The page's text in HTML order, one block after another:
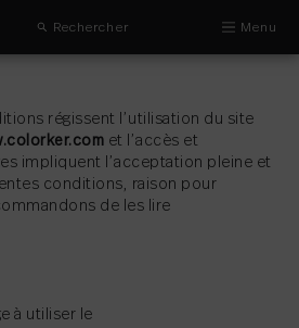
Rechercher Menu
régissent l’utilisation du site
et l’accès et
impliquent l’acceptation pleine et
conditions, raison pour
de les lire
à utiliser le